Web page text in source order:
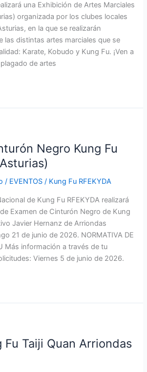
una Exhibición de Artes Marciales
organizada por los clubes locales
en la que se realizarán
las distintas artes marciales que se
Karate, Kobudo y Kung Fu. ¡Ven a
de artes
Negro Kung Fu
/ EVENTOS / Kung Fu RFEKYDA
de Kung Fu RFEKYDA realizará
Examen de Cinturón Negro de Kung
Javier Hernanz de Arriondas
21 de junio de 2026. NORMATIVA DE
Más información a través de tu
Viernes 5 de junio de 2026.
Fu Taiji Quan Arriondas